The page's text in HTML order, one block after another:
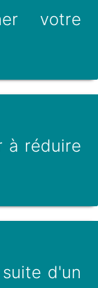
votre
à réduire
d'un